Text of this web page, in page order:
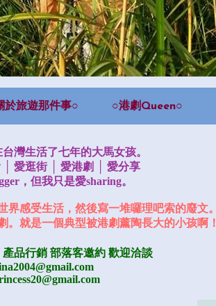
於旅遊那件事○ ○港劇Queen○
灣生活了七年的大馬女孩。
│ 愛逛街 │ 愛港劇 │ 愛分享
，但我只是愛sharing。
感受生活，然後寫一堆囉理吧索的廢文。
。就是一個典型被港劇薰陶長大的小孩啊！
產品行銷 部落客邀約 歡迎洽談